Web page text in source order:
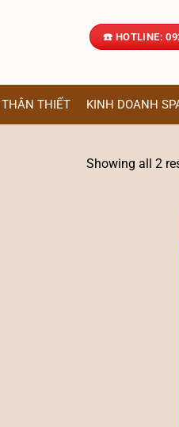
☎️ HOTLINE:
THIẾT KINH DOANH
Showing all 2